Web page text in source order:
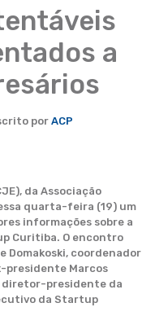
a
porACP
da Associação
quarta-feira (19) um
informações sobre a
Curitiba. O encontro
Domakoski, coordenador
presidente Marcos
diretor-presidente da
da Startup